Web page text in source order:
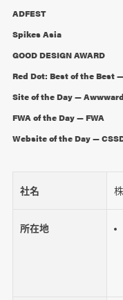
ADFEST
Spikes Asia
GOOD DESIGN AWARD
Red Dot: Best of the Best
Site of the Day —
FWA of the Day — FWA
Website of the Day —
社名
所在地